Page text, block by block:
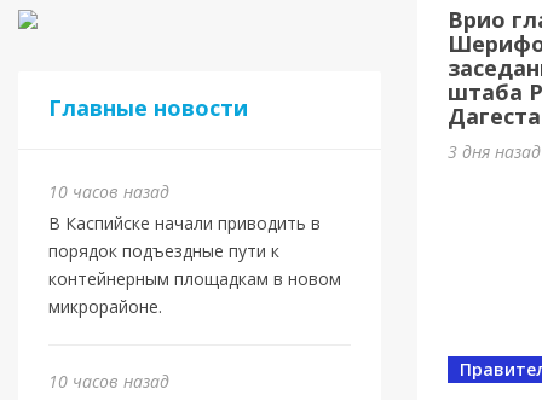
Главные новости
10 часов назад
В Каспийске начали приводить в
порядок подъездные пути к
контейнерным площадкам в новом
микрорайоне.
10 часов назад
МБУ
4 дня
Врио
штаба
3 дня